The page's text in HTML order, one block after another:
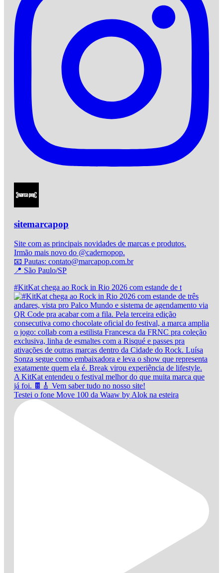
sitemarcapop
Site com as principais novidades de marcas e produtos.
Irmão mais novo do @cadernopop.
📧 Pautas: contato@marcapop.com.br
📍 São Paulo/SP
#KitKat chega ao Rock in Rio 2026 com estande de t
Testei o fone Move 100 da Waaw by Alok na esteira